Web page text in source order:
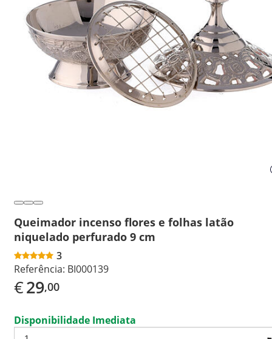
Queimador incenso flores e folhas latão
niquelado perfurado 9 cm
3
Referência: BI000139
€29,00
Disponibilidade Imediata